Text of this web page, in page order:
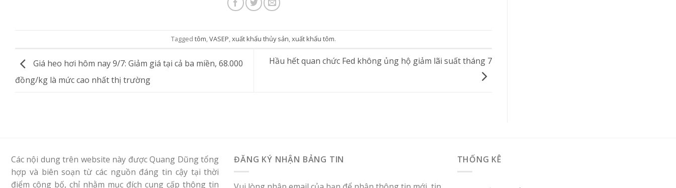
Tagged tôm,VASEP,xuất khẩu thủy sản,xuất khẩu tôm.
Giá heo hơi hôm nay 9/7: Giảm giá tại cả ba miền, 68.000
đồng/kg là mức cao nhất thị trường
Hầu hết quan chức Fed không ủng hộ giảm lãi suất tháng 7
Các nội dung trên website này được Quang Dũng tổng
hợp và biên soạn từ các nguồn đáng tin cậy tại thời
điểm công bố, chỉ nhằm mục đích cung cấp thông tin
ĐĂNG KÝ NHẬN BẢNG TIN THỐNG KÊ